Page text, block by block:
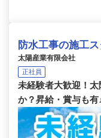
防水工事の施工
太陽産業有限会社
正社員
未経験者大歓迎！
か？昇給・賞与も有